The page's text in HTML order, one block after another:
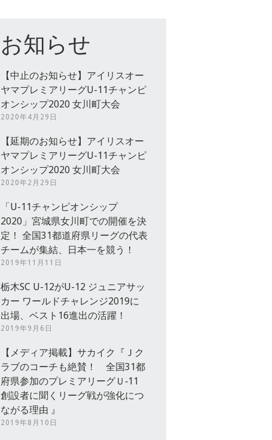
お知らせ
【中止のお知らせ】アイリスオー
ヤマプレミアリーグU-11チャンピ
オンシップ2020 女川町大会
2020年4月29日
【延期のお知らせ】アイリスオー
ヤマプレミアリーグU-11チャンピ
オンシップ2020 女川町大会
2020年2月29日
「U-11チャンピオンシップ
2020」宮城県女川町での開催を決
定！ 全国31都道府県リーグの代表
チームが集結、日本一を競う！
2019年11月11日
栃木SC U-12がU-12 ジュニアサッ
カー ワールドチャレンジ2019に
出場、ベスト16進出の活躍！
2019年9月6日
【メディア掲載】サカイク『Ｊク
ラブのコーチも絶賛！ 全国31都
府県参加のプレミアリーグＵ‐11
創設者に聞くリーグ戦が強化につ
ながる理由 』
2019年8月10日